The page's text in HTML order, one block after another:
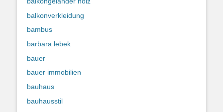
balkonverkleidung
bambus
barbara lebek
bauer
bauer immobilien
bauhaus
bauhausstil